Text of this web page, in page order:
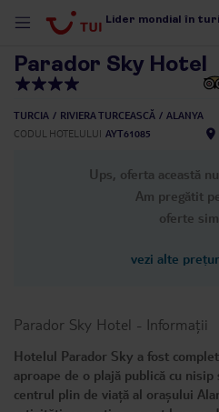
Lider mondial în
Parador Sky Hotel
TURCIA RIVIERA TURCEASCĂ
ALANYA
CODUL HOTELULUI AYT61085
Ups, oferta această
Am pregătit
oferte
vezi alte
Parador Sky Hotel - Informații
Hotelul Parador Sky a fost
aproape de o plajă publică cu
centrul plin de viață al orașului